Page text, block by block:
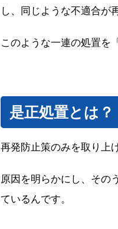
し、同じような不適合が
このような一連の処置を
是正処置とは？
再発防止策のみを取り上
原因を明らかにし、その
ているんです。